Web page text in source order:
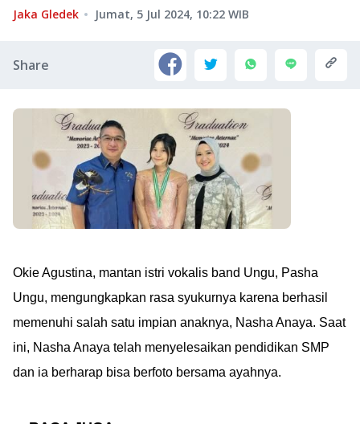
Jaka Gledek Jumat, 5 Jul 2024, 10:22 WIB
Share
Okie Agustina, mantan istri vokalis band Ungu, Pasha
Ungu, mengungkapkan rasa syukurnya karena berhasil
memenuhi salah satu impian anaknya, Nasha Anaya. Saat
ini, Nasha Anaya telah menyelesaikan pendidikan SMP
dan ia berharap bisa berfoto bersama ayahnya.